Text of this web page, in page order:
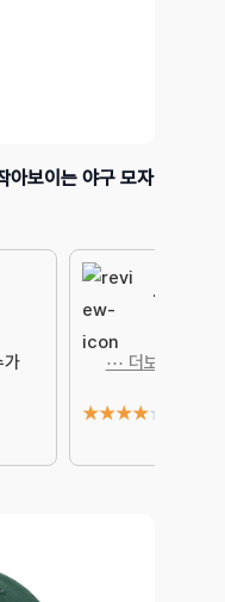
아보이는 야구 모자
가
보이쉬하
⋯ 더보기
★★★★★